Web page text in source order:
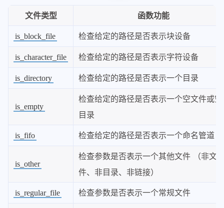
文件类型 函数功能
is_block_file 检查给定的路径是否表示块设备
is_character_file 检查给定的路径是否表示字符设备
is_directory 检查给定的路径是否表示一个目录
is_empty
检查给定的路径是否表示一个空文件或空
目录
is_fifo 检查给定的路径是否表示一个命名管道
is_other
检查参数是否表示一个其他文件 （非文
件、非目录、非链接）
is_regular_file 检查参数是否表示一个常规文件